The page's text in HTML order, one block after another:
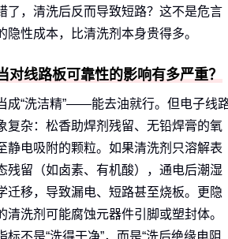
了，清洗后反而导致短路？这不是危言
隐性成本，比清洗剂本身贵得多。
对线路板可靠性的影响有多严重？
成“洗洁精”——能去油就行。但电子线
复杂：松香助焊剂残留、无铅焊膏的氧
静电吸附的颗粒。如果清洗剂只溶解表
残留（如卤素、有机酸），通电后潮湿
迁移，导致漏电、短路甚至烧板。更隐
清洗剂可能腐蚀元器件引脚或塑封体。
不是“洗得干净”，而是“洗后绝缘电阻